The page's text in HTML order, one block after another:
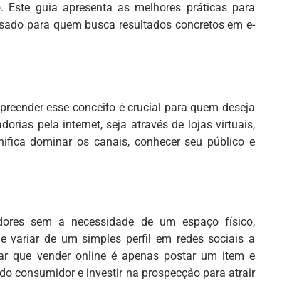
guia apresenta as melhores práticas para
para quem busca resultados concretos em e-
esse conceito é crucial para quem deseja
pela internet, seja através de lojas virtuais,
dominar os canais, conhecer seu público e
sem a necessidade de um espaço físico,
variar de um simples perfil em redes sociais a
que vender online é apenas postar um item e
consumidor e investir na prospecção para atrair